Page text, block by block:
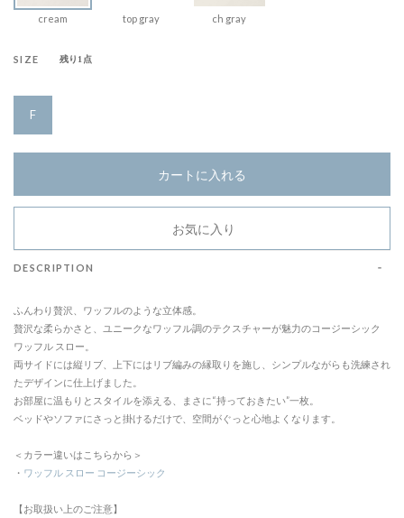
cream top gray ch gray
SIZE 残り1点
F
カートに入れる
お気に入り
DESCRIPTION
ふんわり贅沢、ワッフルのような立体感。
贅沢な柔らかさと、ユニークなワッフル調のテクスチャーが魅力のコージーシック
ワッフル スロー。
両サイドには縦リブ、上下にはリブ編みの縁取りを施し、シンプルながらも洗練され
たデザインに仕上げました。
お部屋に温もりとスタイルを添える、まさに“持っておきたい”一枚。
ベッドやソファにさっと掛けるだけで、空間がぐっと心地よくなります。
＜カラー違いはこちらから＞
・ ワッフル スロー コージーシック
【お取扱い上のご注意】